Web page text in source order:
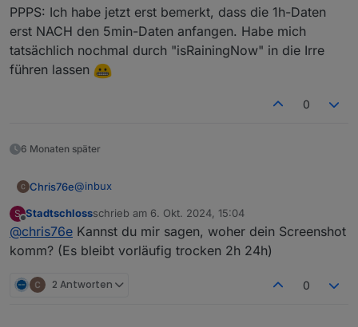
PPPS: Ich habe jetzt erst bemerkt, dass die 1h-Daten
erst NACH den 5min-Daten anfangen. Habe mich
tatsächlich nochmal durch "isRainingNow" in die Irre
führen lassen
0
6 Monaten später
Chris76e@inbux
Danke für das schnelle einbauen des neuen DP´s
S
Offline
Stadtschlossschrieb am 6. Okt. 2024, 15:04
zuletzt editiert von
@chris76e Kannst du mir sagen, woher dein Screenshot
komm? (Es bleibt vorläufig trocken 2h 24h)
2 Antworten 0